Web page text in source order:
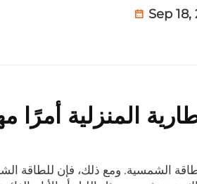
Sep 18,
المنزلية أمرًا
الشمسية. ومع ذلك، فإن للطاقة